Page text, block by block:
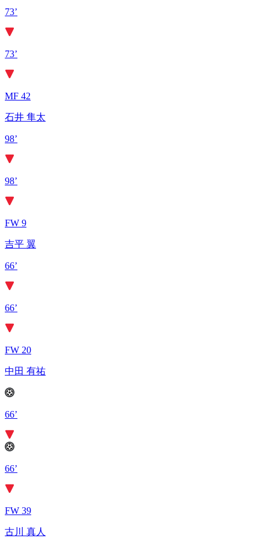
73’
73’
MF 42
石井 隼太
98’
98’
FW 9
吉平 翼
66’
66’
FW 20
中田 有祐
66’
66’
FW 39
古川 真人